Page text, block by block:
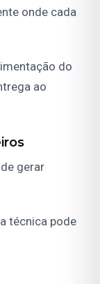
onde cada
do
ao
gerar
técnica pode